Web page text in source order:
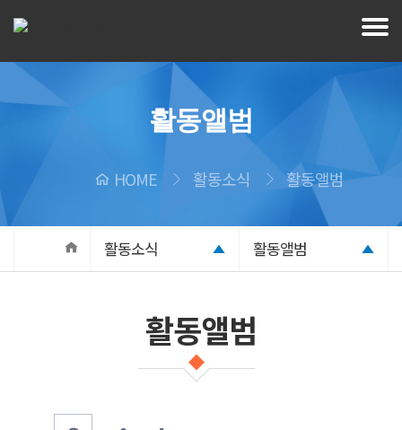
활동앨범
HOME 활동소식 활동앨범
활동소식 활동앨범
활동앨범